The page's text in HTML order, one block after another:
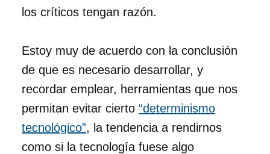
los críticos tengan razón.
Estoy muy de acuerdo con la conclusión
de que es necesario desarrollar, y
recordar emplear, herramientas que nos
permitan evitar cierto “determinismo
tecnológico”, la tendencia a rendirnos
como si la tecnología fuese algo